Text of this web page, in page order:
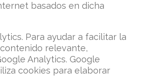
basados en dicha
Para ayudar a facilitar la
relevante,
Analytics. Google
cookies para elaborar